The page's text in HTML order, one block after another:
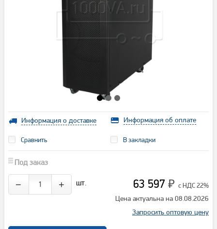
Информация о доставке Информация об оплате
Сравнить В закладки
Под заказ
− + шт. 63 597 ₽ с НДС 22%
Цена актуальна на 08.08.2026
Запросить оптовую цену